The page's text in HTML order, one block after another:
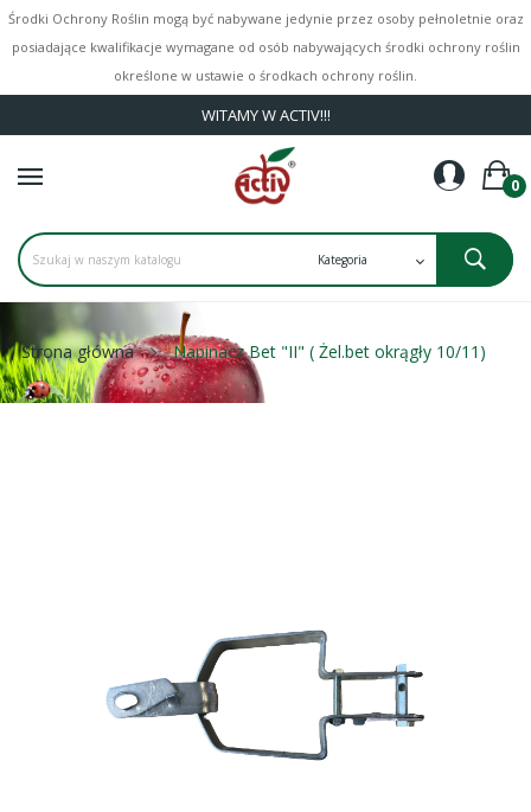
Środki Ochrony Roślin mogą być nabywane jedynie przez osoby pełnoletnie oraz
posiadające kwalifikacje wymagane od osób nabywających środki ochrony roślin
określone w ustawie o środkach ochrony roślin.
WITAMY W ACTIV!!!
0
Strona główna Napinacz Bet "II" ( Żel.bet okrągły 10/11)